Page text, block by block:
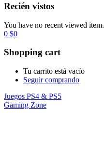
Recién vistos
You have no recent viewed item.
0 $0
Shopping cart
Tu carrito está vacío
Seguir comprando
Juegos PS4 & PS5
Gaming Zone